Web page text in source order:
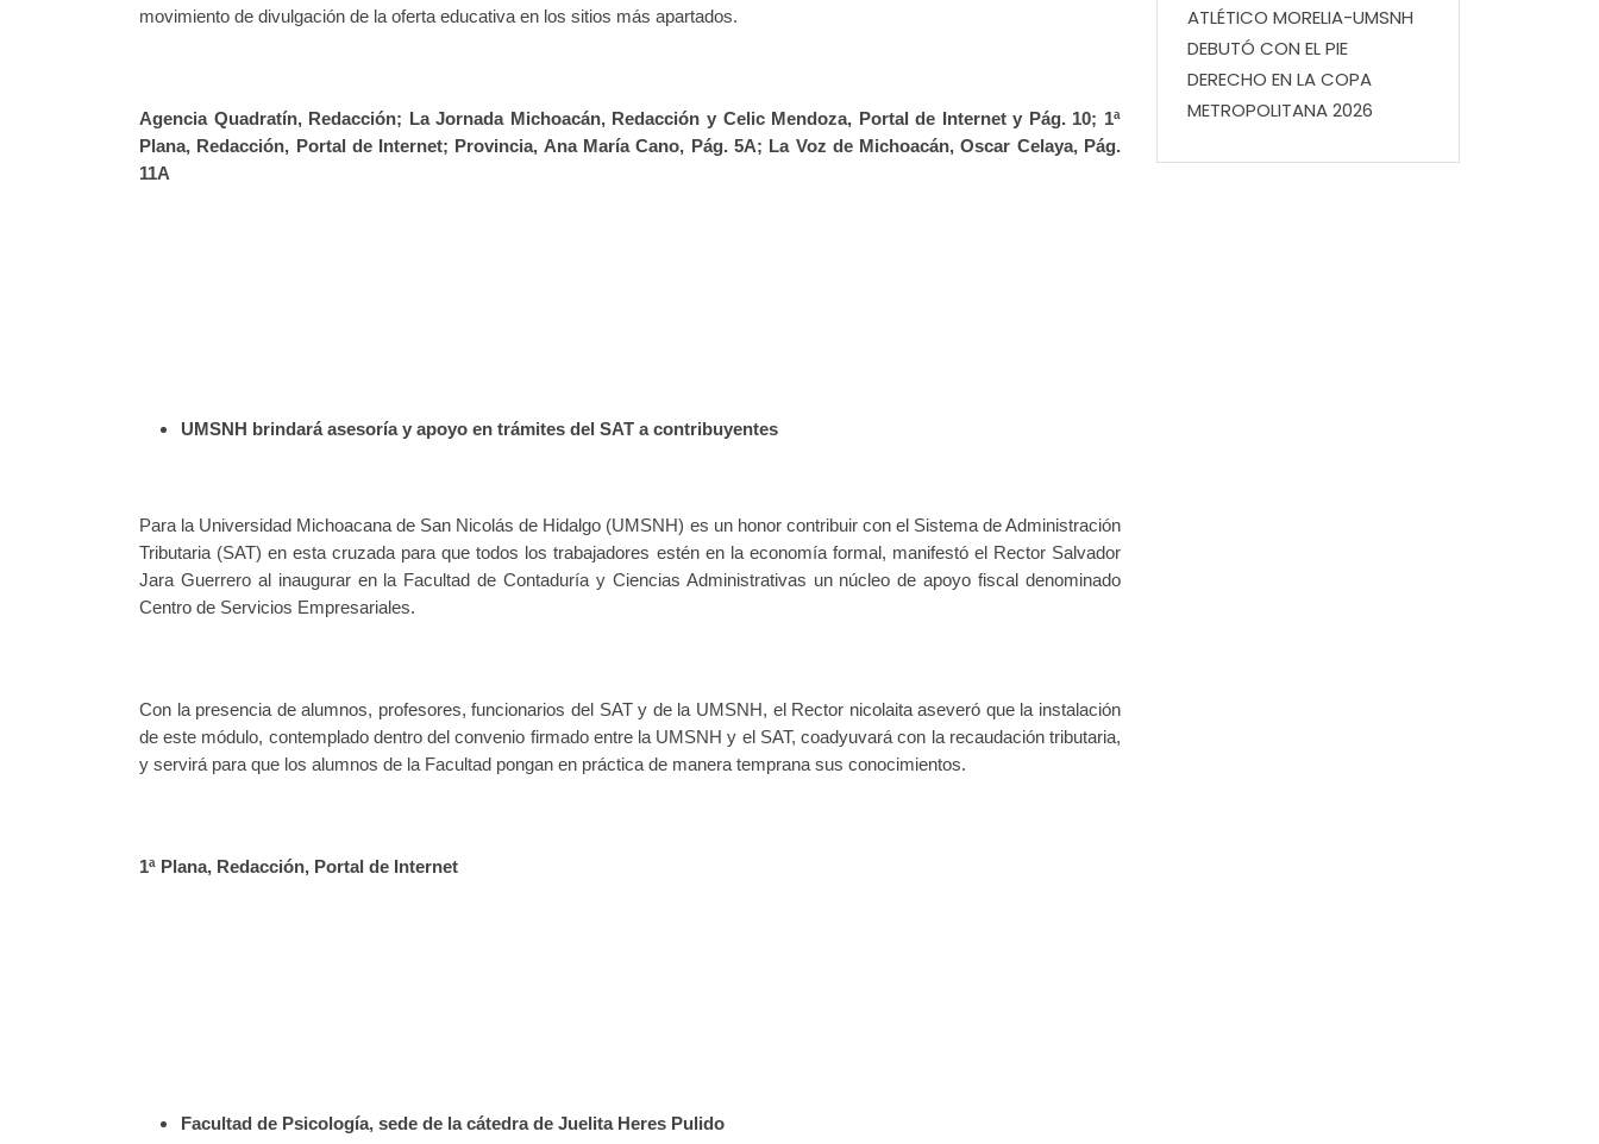
movimiento de divulgación de la oferta educativa en los sitios más apartados.
Agencia Quadratín, Redacción; La Jornada Michoacán, Redacción y Celic Mendoza, Portal de Internet y Pág. 10; 1ª
Plana, Redacción, Portal de Internet; Provincia, Ana María Cano, Pág. 5A; La Voz de Michoacán, Oscar Celaya, Pág.
11A
UMSNH brindará asesoría y apoyo en trámites del SAT a contribuyentes
Para la Universidad Michoacana de San Nicolás de Hidalgo (UMSNH) es un honor contribuir con el Sistema de Administración
Tributaria (SAT) en esta cruzada para que todos los trabajadores estén en la economía formal, manifestó el Rector Salvador
Jara Guerrero al inaugurar en la Facultad de Contaduría y Ciencias Administrativas un núcleo de apoyo fiscal denominado
Centro de Servicios Empresariales.
Con la presencia de alumnos, profesores, funcionarios del SAT y de la UMSNH, el Rector nicolaita aseveró que la instalación
de este módulo, contemplado dentro del convenio firmado entre la UMSNH y el SAT, coadyuvará con la recaudación tributaria,
y servirá para que los alumnos de la Facultad pongan en práctica de manera temprana sus conocimientos.
1ª Plana, Redacción, Portal de Internet
Facultad de Psicología, sede de la cátedra de Juelita Heres Pulido
ATLÉTICO MORELIA-UMSNH
DEBUTÓ CON EL PIE
DERECHO EN LA COPA
METROPOLITANA 2026